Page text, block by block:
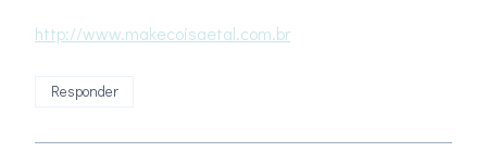
http://www.makecoisaetal.com.br
Responder